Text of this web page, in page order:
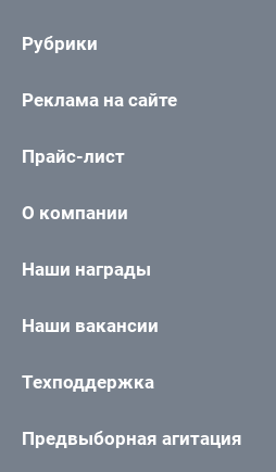
Рубрики
Реклама на сайте
Прайс-лист
О компании
Наши награды
Наши вакансии
Техподдержка
Предвыборная агитация